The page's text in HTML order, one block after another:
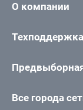
О компании
Техподдержка
Все города